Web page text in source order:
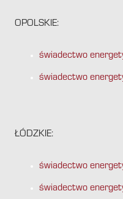
OPOLSKIE:
świadectwo
świadectwo
ŁÓDZKIE:
świadectwo
świadectwo